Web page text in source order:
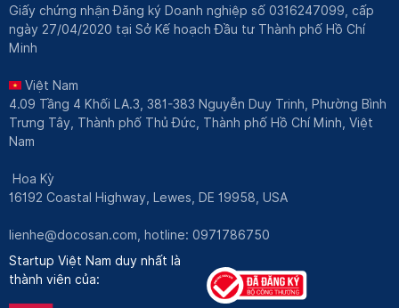
Giấy chứng nhận Đăng ký Doanh nghiệp số 0316247099, cấp
ngày 27/04/2020 tại Sở Kế hoạch Đầu tư Thành phố Hồ Chí
Minh
Việt Nam
4.09 Tầng 4 Khối LA.3, 381-383 Nguyễn Duy Trinh, Phường Bình
Trưng Tây, Thành phố Thủ Đức, Thành phố Hồ Chí Minh, Việt
Nam
Hoa Kỳ
16192 Coastal Highway, Lewes, DE 19958, USA
lienhe@docosan.com , hotline: 0971786750
Startup Việt Nam duy nhất là
thành viên của: